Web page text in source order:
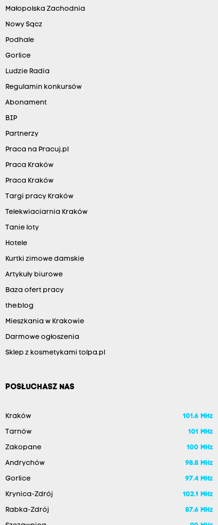
Małopolska Zachodnia
Nowy Sącz
Podhale
Gorlice
Ludzie Radia
Regulamin konkursów
Abonament
BIP
Partnerzy
Praca na Pracuj.pl
Praca Kraków
Praca Kraków
Targi pracy Kraków
Telekwiaciarnia Kraków
Tanie loty
Hotele
Kurtki zimowe damskie
Artykuły biurowe
Baza ofert pracy
the:blog
Mieszkania w Krakowie
Darmowe ogłoszenia
Sklep z kosmetykami tolpa.pl
POSŁUCHASZ NAS
Kraków 101.6 MHz
Tarnów 101 MHz
Zakopane 100 MHz
Andrychów 98.8 MHz
Gorlice 97.4 MHz
Krynica-Zdrój 102.1 MHz
Rabka-Zdrój 87.6 MHz